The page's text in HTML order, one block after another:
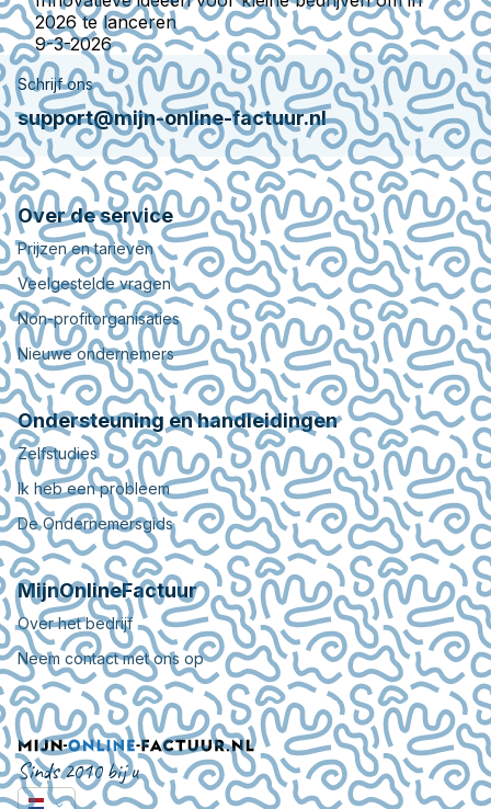
2026 te lanceren
9-3-2026
Schrijf ons
support@mijn-online-factuur.nl
Over de service
Prijzen en tarieven
Veelgestelde vragen
Non-profitorganisaties
Nieuwe ondernemers
Ondersteuning en handleidingen
Zelfstudies
Ik heb een probleem
De Ondernemersgids
MijnOnlineFactuur
Over het bedrijf
Neem contact met ons op
Sinds 2010 bij u